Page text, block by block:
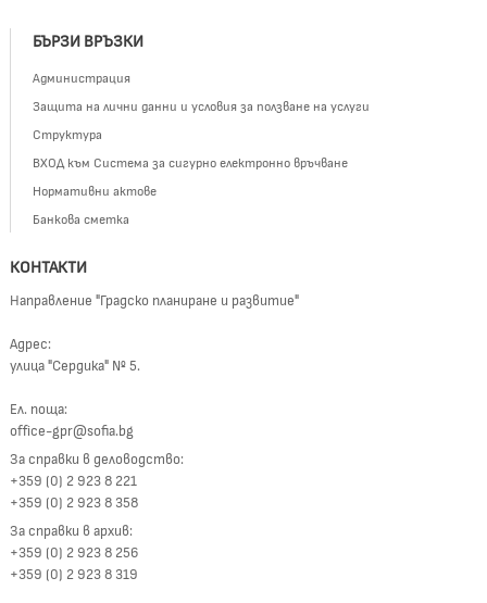
БЪРЗИ ВРЪЗКИ
Администрация
Защита на лични данни и условия за ползване на услуги
Структура
ВХОД към Система за сигурно електронно връчване
Нормативни актове
Банкова сметка
КОНТАКТИ
Направление "Градско планиране и развитие"
Адрес:
улица "Сердика" № 5.
Ел. поща:
office-gpr@sofia.bg
За справки в деловодство:
+359 (0) 2 923 8 221
+359 (0) 2 923 8 358
За справки в архив:
+359 (0) 2 923 8 256
+359 (0) 2 923 8 319